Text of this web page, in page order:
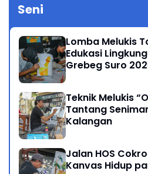
Seni
Lomba Melukis
Edukasi
Grebeg Suro
Teknik Melukis
Tantang
Kalangan
Jalan HOS
Kanvas Hidup